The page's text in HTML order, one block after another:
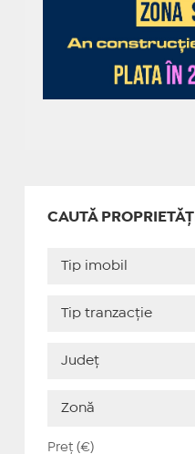
CAUTĂ PROPRIETĂȚI
Preț (€)